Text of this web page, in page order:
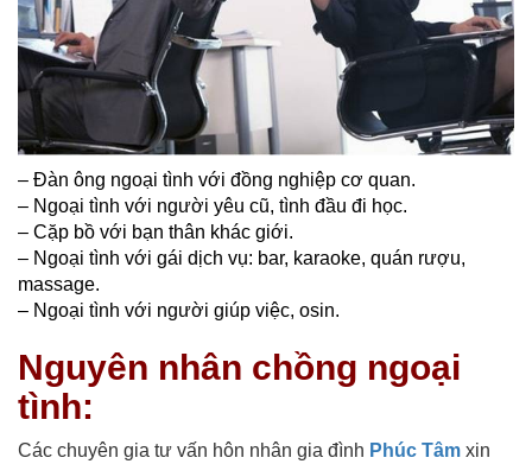
– Đàn ông ngoại tình với đồng nghiệp cơ quan.
– Ngoại tình với người yêu cũ, tình đầu đi học.
– Cặp bồ với bạn thân khác giới.
– Ngoại tình với gái dịch vụ: bar, karaoke, quán rượu,
massage.
– Ngoại tình với người giúp việc, osin.
Nguyên nhân chồng ngoại
tình:
Các chuyên gia tư vấn hôn nhân gia đình Phúc Tâm xin